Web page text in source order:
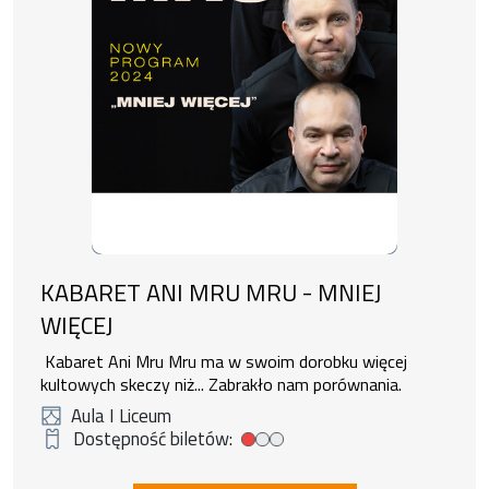
KABARET ANI MRU MRU - MNIEJ
WIĘCEJ
Kabaret Ani Mru Mru ma w swoim dorobku więcej
kultowych skeczy niż... Zabrakło nam porównania.
Aula I Liceum
Dostępność biletów:
Low tickets availability